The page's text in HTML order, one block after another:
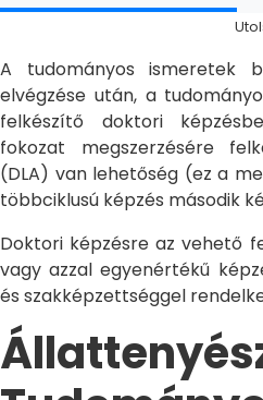
A tudományos ismeretek
elvégzése után, a
felkészítő doktori
fokozat megszerzésére
(DLA) van lehetőség (ez a
többciklusú képzés második
Doktori képzésre az vehető
vagy azzal egyenértékű
és szakképzettséggel